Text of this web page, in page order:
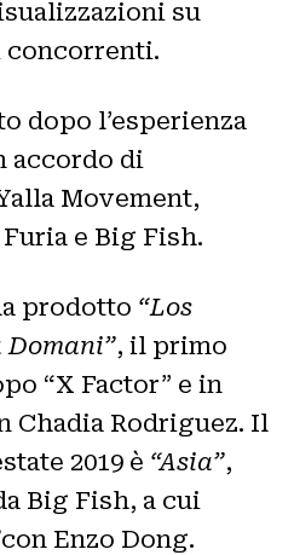
su
concorrenti.
dopo l’esperienza
accordo di
Movement,
e Big Fish.
prodotto “Los
Domani”, il primo
“X Factor” e in
Chadia Rodriguez. Il
2019 è “Asia”,
Big Fish, a cui
con Enzo Dong.